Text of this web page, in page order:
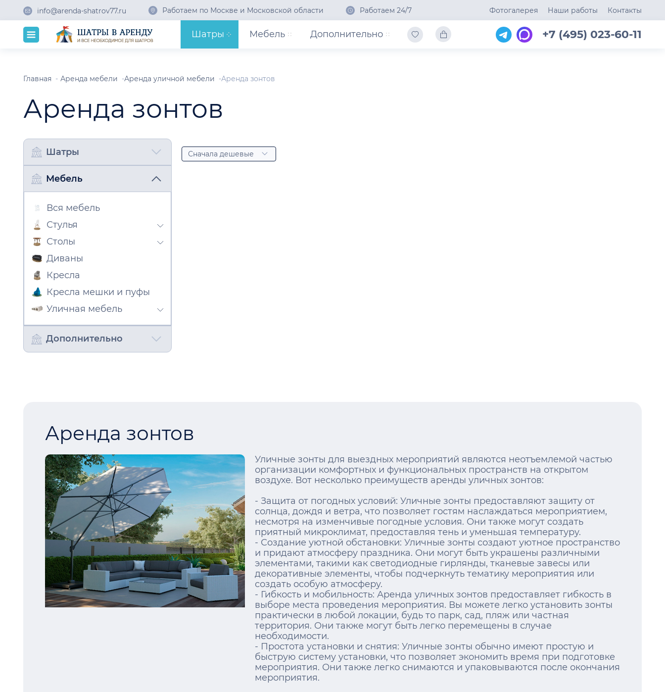
info@arenda-shatrov77.ru Работаем по Москве и Московской области Работаем 24/7 Фотогалерея Наши работы Контакты
Шатры Мебель Дополнительно +7 (495) 023-60-11
Главная Аренда мебели Аренда уличной мебели Аренда зонтов
Аренда зонтов
Шатры
Мебель
Вся мебель
Стулья
Столы
Диваны
Кресла
Кресла мешки и пуфы
Уличная мебель
Дополнительно
Сначала дешевые
Аренда зонтов
Уличные зонты для выездных мероприятий являются неотъемлемой частью
организации комфортных и функциональных пространств на открытом
воздухе. Вот несколько преимуществ аренды уличных зонтов:
- Защита от погодных условий: Уличные зонты предоставляют защиту от
солнца, дождя и ветра, что позволяет гостям наслаждаться мероприятием,
несмотря на изменчивые погодные условия. Они также могут создать
приятный микроклимат, предоставляя тень и уменьшая температуру.
- Создание уютной обстановки: Уличные зонты создают уютное пространство
и придают атмосферу праздника. Они могут быть украшены различными
элементами, такими как светодиодные гирлянды, тканевые завесы или
декоративные элементы, чтобы подчеркнуть тематику мероприятия или
создать особую атмосферу.
- Гибкость и мобильность: Аренда уличных зонтов предоставляет гибкость в
выборе места проведения мероприятия. Вы можете легко установить зонты
практически в любой локации, будь то парк, сад, пляж или частная
территория. Они также могут быть легко перемещены в случае
необходимости.
- Простота установки и снятия: Уличные зонты обычно имеют простую и
быструю систему установки, что позволяет экономить время при подготовке
мероприятия. Они также легко снимаются и упаковываются после окончания
мероприятия.